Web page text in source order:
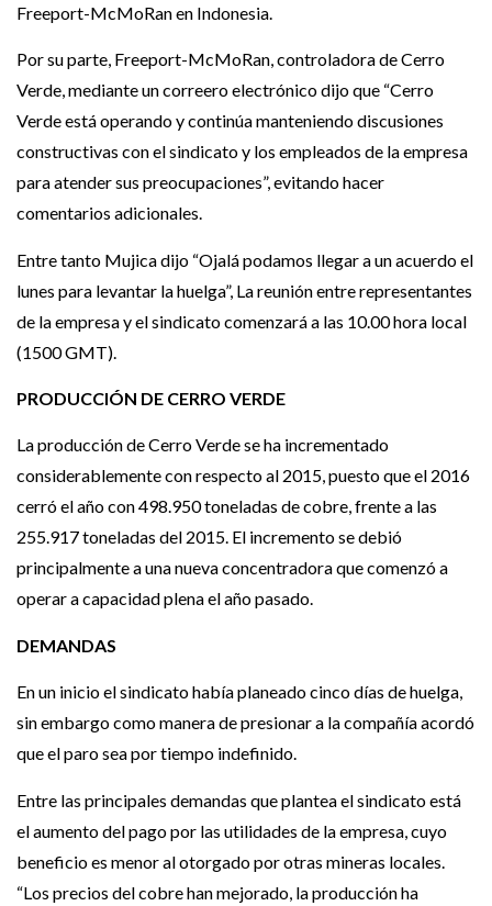
Freeport-McMoRan en Indonesia.
Por su parte, Freeport-McMoRan, controladora de Cerro
Verde, mediante un correero electrónico dijo que “Cerro
Verde está operando y continúa manteniendo discusiones
constructivas con el sindicato y los empleados de la empresa
para atender sus preocupaciones”, evitando hacer
comentarios adicionales.
Entre tanto Mujica dijo “Ojalá podamos llegar a un acuerdo el
lunes para levantar la huelga”, La reunión entre representantes
de la empresa y el sindicato comenzará a las 10.00 hora local
(1500 GMT).
PRODUCCIÓN DE CERRO VERDE
La producción de Cerro Verde se ha incrementado
considerablemente con respecto al 2015, puesto que el 2016
cerró el año con 498.950 toneladas de cobre, frente a las
255.917 toneladas del 2015. El incremento se debió
principalmente a una nueva concentradora que comenzó a
operar a capacidad plena el año pasado.
DEMANDAS
En un inicio el sindicato había planeado cinco días de huelga,
sin embargo como manera de presionar a la compañía acordó
que el paro sea por tiempo indefinido.
Entre las principales demandas que plantea el sindicato está
el aumento del pago por las utilidades de la empresa, cuyo
beneficio es menor al otorgado por otras mineras locales.
“Los precios del cobre han mejorado, la producción ha